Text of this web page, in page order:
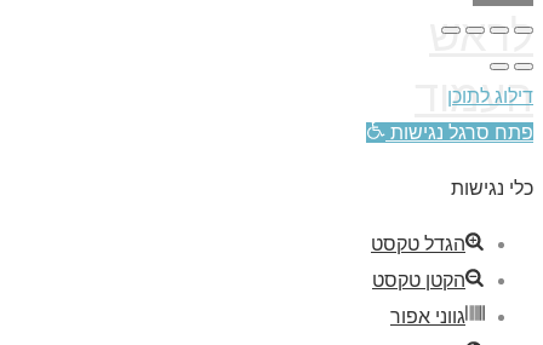
לראש
העמוד
דילוג לתוכן
פתח סרגל נגישות
כלי נגישות
הגדל טקסט
הקטן טקסט
גווני אפור